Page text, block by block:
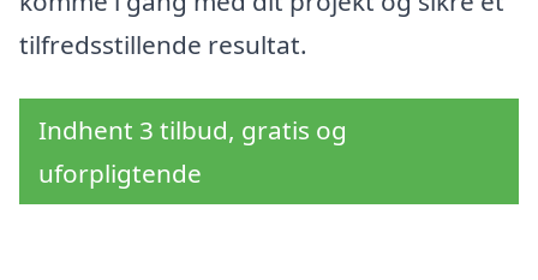
tilfredsstillende resultat.
Indhent 3 tilbud, gratis og
uforpligtende